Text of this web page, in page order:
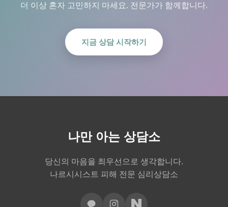
더 이상 혼자 고민하지 마세요. 전문가가 함께합니다.
지금 상담 시작하기
나만 아는 상담소
당신의 마음을 최우선으로 생각합니다.
나르시시스트 피해 전문 심리상담소